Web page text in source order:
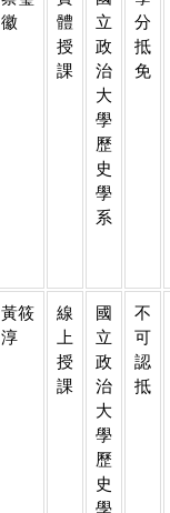
徽
體
授
課
立
政
治
大
學
歷
史
學
系
分
抵
免
黃筱
淳
線
上
授
課
國
立
政
治
大
學
歷
史
學
不
可
認
抵